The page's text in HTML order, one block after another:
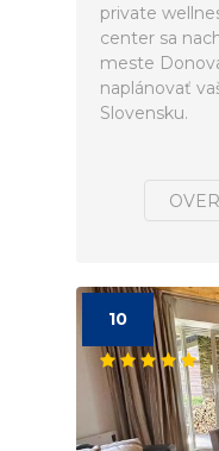
private
center sa
meste
naplánovať
Slovensku.
10